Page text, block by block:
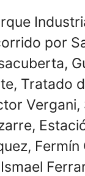
por
Tratado
Vergani,
Fermín